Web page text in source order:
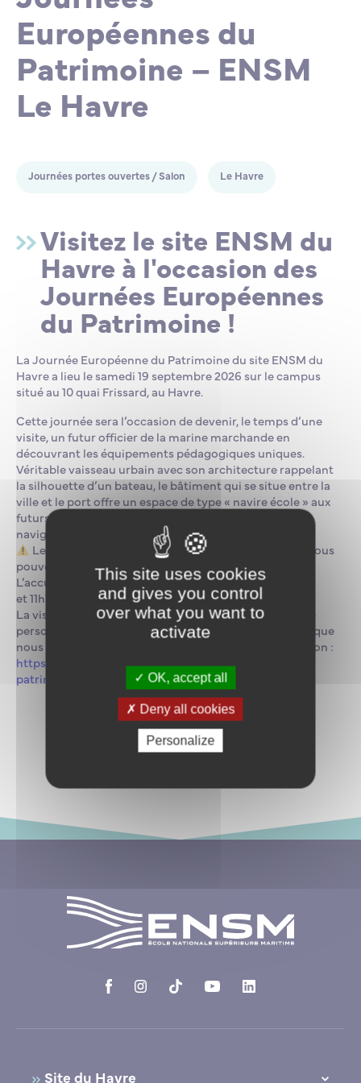
Lycée Professionnel Maritime de Bastia
Nos engagements
L’ENSM recrute
Contacts de la Recherche à l’ENSM
L'international
Évènements internationaux
Nos partenaires
La scolarité et la vie étudiante
Bourses d’études
Faire un don
Européennes du
Patrimoine – ENSM
Le Havre
Journées portes ouvertes / Salon Le Havre
Visitez le site ENSM du
Havre à l'occasion des
Journées Européennes
du Patrimoine !
La Journée Européenne du Patrimoine du site ENSM du
Havre a lieu le samedi 19 septembre 2026 sur le campus
situé au 10 quai Frissard, au Havre.
Cette journée sera l’occasion de devenir, le temps d’une
visite, un futur officier de la marine marchande en
découvrant les équipements pédagogiques uniques.
Véritable vaisseau urbain avec son architecture rappelant
la silhouette d’un bateau, le bâtiment qui se situe entre la
ville et le port offre un espace de type « navire école » aux
futurs officiers de la Marine Marchande et ingénieurs
navigants.
Les inscriptions à cette journée sont obligatoires. Vous
pouvez vous enregistrer dès à présent.
L’accueil se fera par groupes de 40 personnes à 9h30
et 11h15.
La visite est gratuite et ouverte à tous.Si vous êtes une
personne à mobilité réduite, merci de le préciser pour que
nous puissions organiser votre accueil.Lien d’inscription :
https://www.billetweb.fr/journees-europeennes-du-
patrimoine-ensm-le-havre2
Revenir aux événements
Site du Havre
This site uses cookies
and gives you control
over what you want to
activate
OK, accept all
Deny all cookies
Personalize